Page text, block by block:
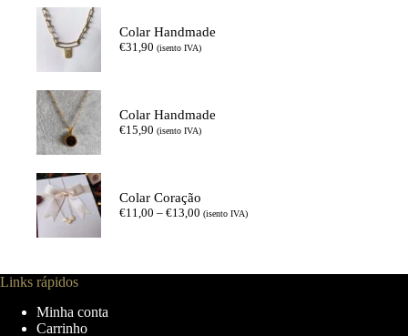
Colar Handmade
€31,90 (isento IVA)
Colar Handmade
€15,90 (isento IVA)
Colar Coração
€11,00 – €13,00Price
(isento IVA)
Links rápidos
Minha conta
Carrinho